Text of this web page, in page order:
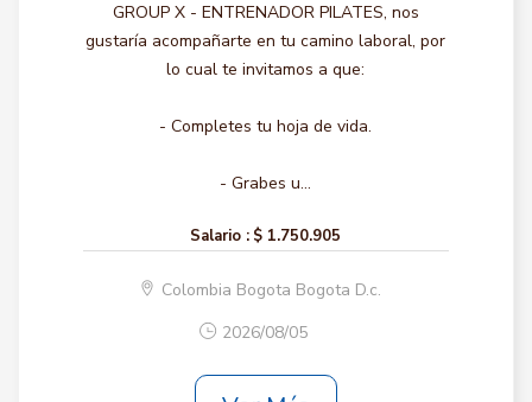
GROUP X - ENTRENADOR PILATES, nos
gustaría acompañarte en tu camino laboral, por
lo cual te invitamos a que:
- Completes tu hoja de vida.
- Grabes u...
Salario : $ 1.750.905
Colombia Bogota Bogota D.c.
2026/08/05